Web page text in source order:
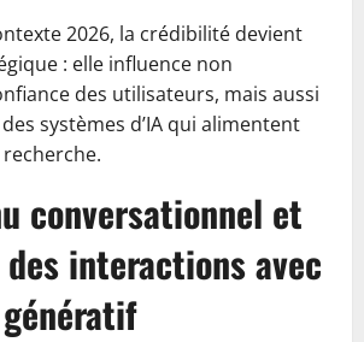
2026, la crédibilité devient
: elle influence non
des utilisateurs, mais aussi
systèmes d’IA qui alimentent
conversationnel et
interactions avec